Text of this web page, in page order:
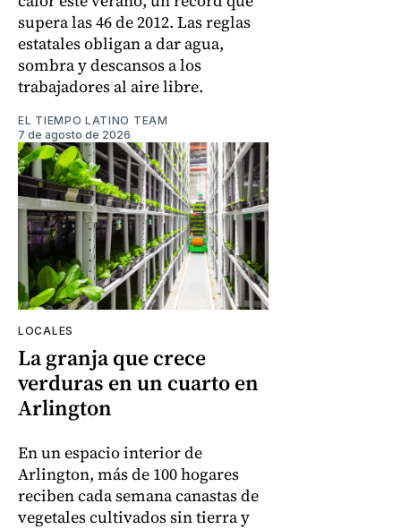
supera las 46 de 2012. Las reglas
estatales obligan a dar agua,
sombra y descansos a los
trabajadores al aire libre.
EL TIEMPO LATINO TEAM
7 de agosto de 2026
LOCALES
La granja que crece
verduras en un cuarto en
Arlington
En un espacio interior de
Arlington, más de 100 hogares
reciben cada semana canastas de
vegetales cultivados sin tierra y